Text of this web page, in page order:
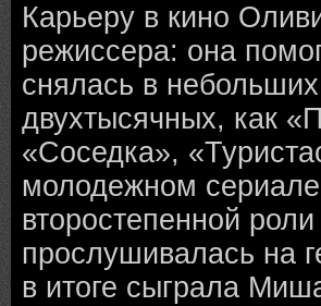
Карьеру в кино
режиссера: она
снялась в
двухтысячных, как
«Соседка»,
молодежном
второстепенной
прослушивалась на
в итоге сыграла